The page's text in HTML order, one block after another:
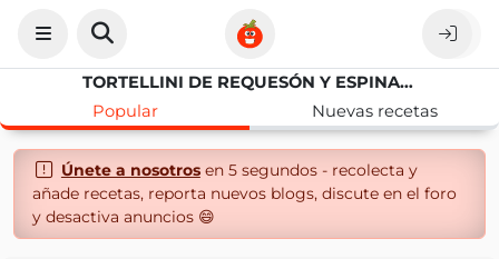
TORTELLINI DE REQUESÓN Y ESPINACAS CON CAVIAR Y ANCHOAS
Popular
Nuevas recetas
Únete a nosotrosen 5 segundos - recolecta y
añade recetas, reporta nuevos blogs, discute en el foro
y desactiva anuncios 😄